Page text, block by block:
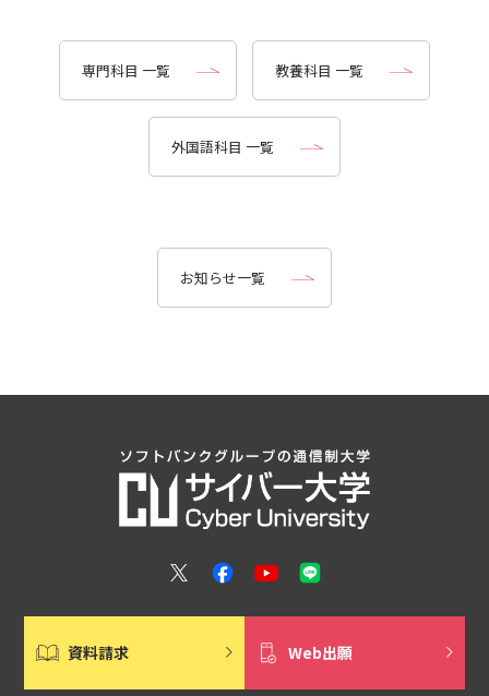
専門科目 一覧 教養科目 一覧
外国語科目 一覧
お知らせ一覧
資料請求 Web出願